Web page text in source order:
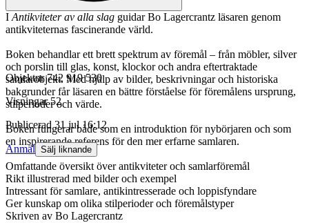
I Antikviteter av alla slag guidar Bo Lagercrantz läsaren genom
antikviteternas fascinerande värld.
Boken behandlar ett brett spektrum av föremål – från möbler, silver
och porslin till glas, konst, klockor och andra eftertraktade
samlarobjekt. Med hjälp av bilder, beskrivningar och historiska
bakgrunder får läsaren en bättre förståelse för föremålens ursprung,
stilperioder och värde.
Boken fungerar både som en introduktion för nybörjaren och som
en inspirerande referens för den mer erfarne samlaren.
Omfattande översikt över antikviteter och samlarföremål
Rikt illustrerad med bilder och exempel
Intressant för samlare, antikintresserade och loppisfyndare
Ger kunskap om olika stilperioder och föremålstyper
Skriven av Bo Lagercrantz
Objektnr 742 919 530
Visningar 52
Publicerad 31 jul 16:12
Anmäl Sälj liknande